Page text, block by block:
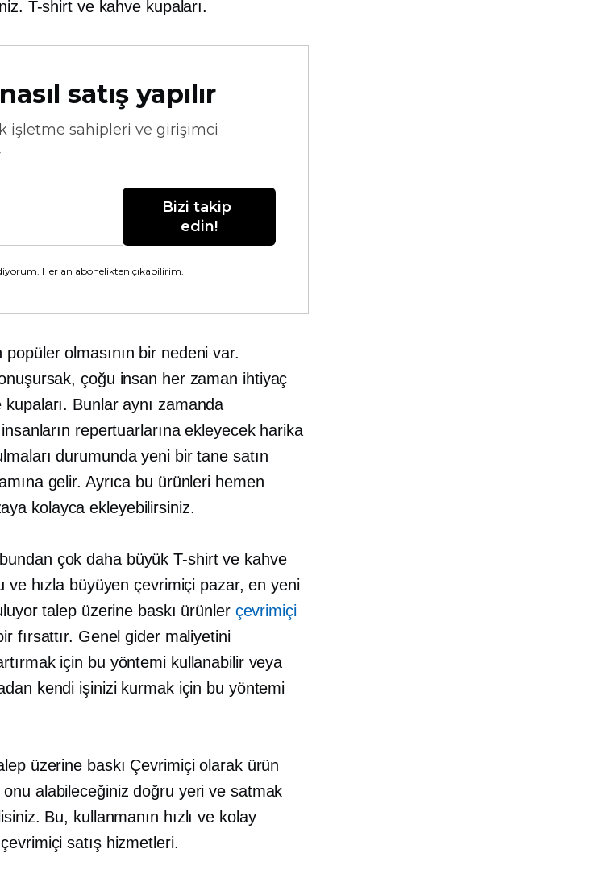
T-shirtve kahve kupaları.
satış yapılır
işletme sahipleri ve girişimci
Bizi takip
edin!
Her an abonelikten çıkabilirim.
popüler olmasının bir nedeni var.
çoğu insan her zaman ihtiyaç
Bunlar aynı zamanda
repertuarlarına ekleyecek harika
durumunda yeni bir tane satın
gelir. Ayrıca bu ürünleri hemen
kolayca ekleyebilirsiniz.
çok daha büyükT-shirtve kahve
ve hızla büyüyen çevrimiçi pazar, en yeni
talep üzerine baskı ürünler çevrimiçi
fırsattır. Genel gider maliyetini
için bu yöntemi kullanabilir veya
kendi işinizi kurmak için bu yöntemi
üzerine baskı Çevrimiçi olarak ürün
alabileceğiniz doğru yeri ve satmak
Bu, kullanmanın hızlı ve kolay
çevrimiçi satış hizmetleri.